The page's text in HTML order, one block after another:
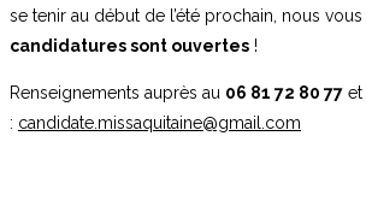
se tenir au début de l’été prochain, nous
candidatures sont ouvertes !
Renseignements auprès au 06 81 72 80 77 et
: candidate.missaquitaine@gmail.com